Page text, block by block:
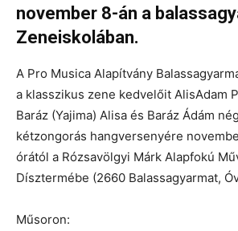
november 8-án a
Zeneiskolában.
A Pro Musica Alapítvány
a klasszikus zene kedvelőit AlisAdam
Baráz (Yajima) Alisa és Baráz Ádám
kétzongorás hangversenyére
órától a Rózsavölgyi Márk Alapfokú
Dísztermébe (2660 Balassagyarmat,
Műsoron: